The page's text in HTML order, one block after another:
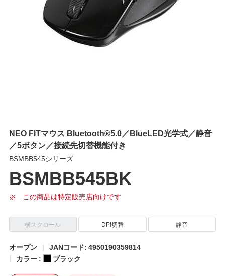
NEO FITマウス Bluetooth®5.0／BlueLED光学式／静音
／5ボタン／接続先切替機能付き
BSMBB545シリーズ
BSMBB545BK
この商品は特定販売店向けです
横スクロール DPI切替 静音
オープン
JANコード: 4950190359814
カラー :
ブラック